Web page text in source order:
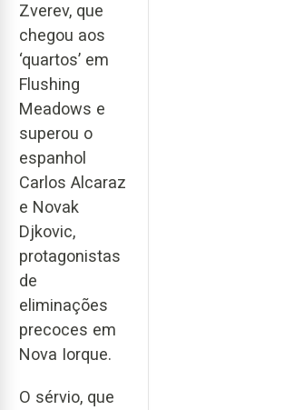
Zverev, que
chegou aos
‘quartos’ em
Flushing
Meadows e
superou o
espanhol
Carlos Alcaraz
e Novak
Djkovic,
protagonistas
de
eliminações
precoces em
Nova Iorque.
O sérvio, que